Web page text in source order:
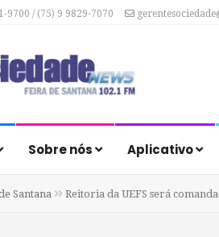
9700 / (75) 9 9829-7070
Sobre nós Aplicativo
Santana Reitoria da UEFS será